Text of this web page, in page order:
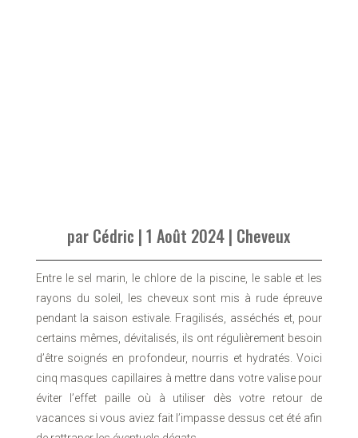
par Cédric |1 Août 2024 | Cheveux
Entre le sel marin, le chlore de la piscine, le sable et les
rayons du soleil, les cheveux sont mis à rude épreuve
pendant la saison estivale. Fragilisés, asséchés et, pour
certains mêmes, dévitalisés, ils ont régulièrement besoin
d’être soignés en profondeur, nourris et hydratés. Voici
cinq masques capillaires à mettre dans votre valise pour
éviter l’effet paille où à utiliser dès votre retour de
vacances si vous aviez fait l’impasse dessus cet été afin